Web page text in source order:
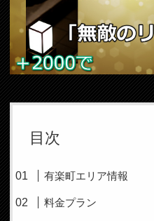
目次
有楽町エリア情報
料金プラン